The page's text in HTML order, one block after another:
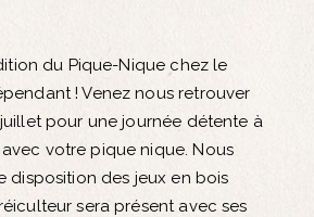
du Pique-Nique chez le
! Venez nous retrouver
pour une journée détente à
votre pique nique. Nous
disposition des jeux en bois
sera présent avec ses